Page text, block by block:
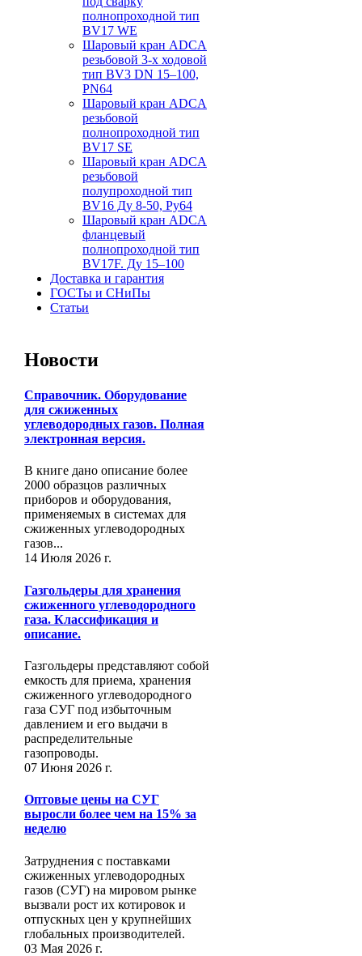
полнопроходной тип
BV17 WE
Шаровый кран ADCA
резьбовой 3-х ходовой
тип BV3 DN 15–100,
PN64
Шаровый кран ADCA
резьбовой
полнопроходной тип
BV17 SE
Шаровый кран ADCA
резьбовой
полупроходной тип
BV16 Ду 8-50, Pу64
Шаровый кран ADCA
фланцевый
полнопроходной тип
BV17F. Ду 15–100
Доставка и гарантия
ГОСТы и СНиПы
Статьи
Новости
Справочник. Оборудование
для сжиженных
углеводородных газов. Полная
электронная версия.
В книге дано описание более
2000 образцов различных
приборов и оборудования,
применяемых в системах для
сжиженных углеводородных
газов...
14 Июля 2026 г.
Газгольдеры для хранения
сжиженного углеводородного
газа. Классификация и
описание.
Газгольдеры представляют собой
емкость для приема, хранения
сжиженного углеводородного
газа СУГ под избыточным
давлением и его выдачи в
распределительные
газопроводы.
07 Июня 2026 г.
Оптовые цены на СУГ
выросли более чем на 15% за
неделю
Затруднения с поставками
сжиженных углеводородных
газов (СУГ) на мировом рынке
вызвали рост их котировок и
отпускных цен у крупнейших
глобальных производителей.
03 Мая 2026 г.